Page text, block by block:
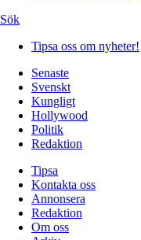
Sök
Tipsa oss om nyheter!
Senaste
Svenskt
Kungligt
Hollywood
Politik
Redaktion
Tipsa
Kontakta oss
Annonsera
Redaktion
Om oss